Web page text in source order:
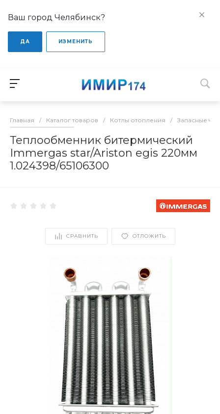
Ваш город Челябинск?
ДА ИЗМЕНИТЬ
Главная / Каталог товаров / Котлы отопления / Запасные
Теплообменник битермический
Immergas star/Ariston egis 220мм
1.024398/65106300
СРАВНИТЬ ОТЛОЖИТЬ